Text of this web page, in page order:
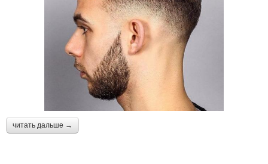
читать дальше →